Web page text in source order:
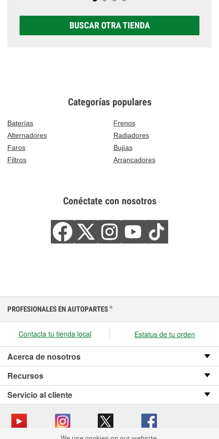
BUSCAR OTRA TIENDA
Categorías populares
Baterías
Frenos
Alternadores
Radiadores
Faros
Bujías
Filtros
Arrancadores
Conéctate con nosotros
PROFESIONALES EN AUTOPARTES ®
Contacta tu tienda local Estatus de tu orden
Acerca de nosotros
Recursos
Servicio al cliente